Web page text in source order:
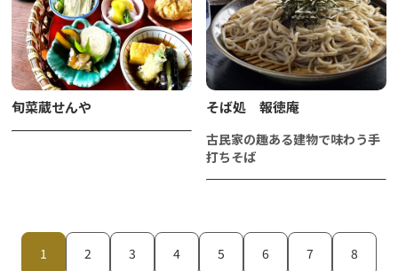
旬菜蔵せんや そば処 報徳庵
古民家の趣ある建物で味わう手
打ちそば
1 2 3 4 5 6 7 8